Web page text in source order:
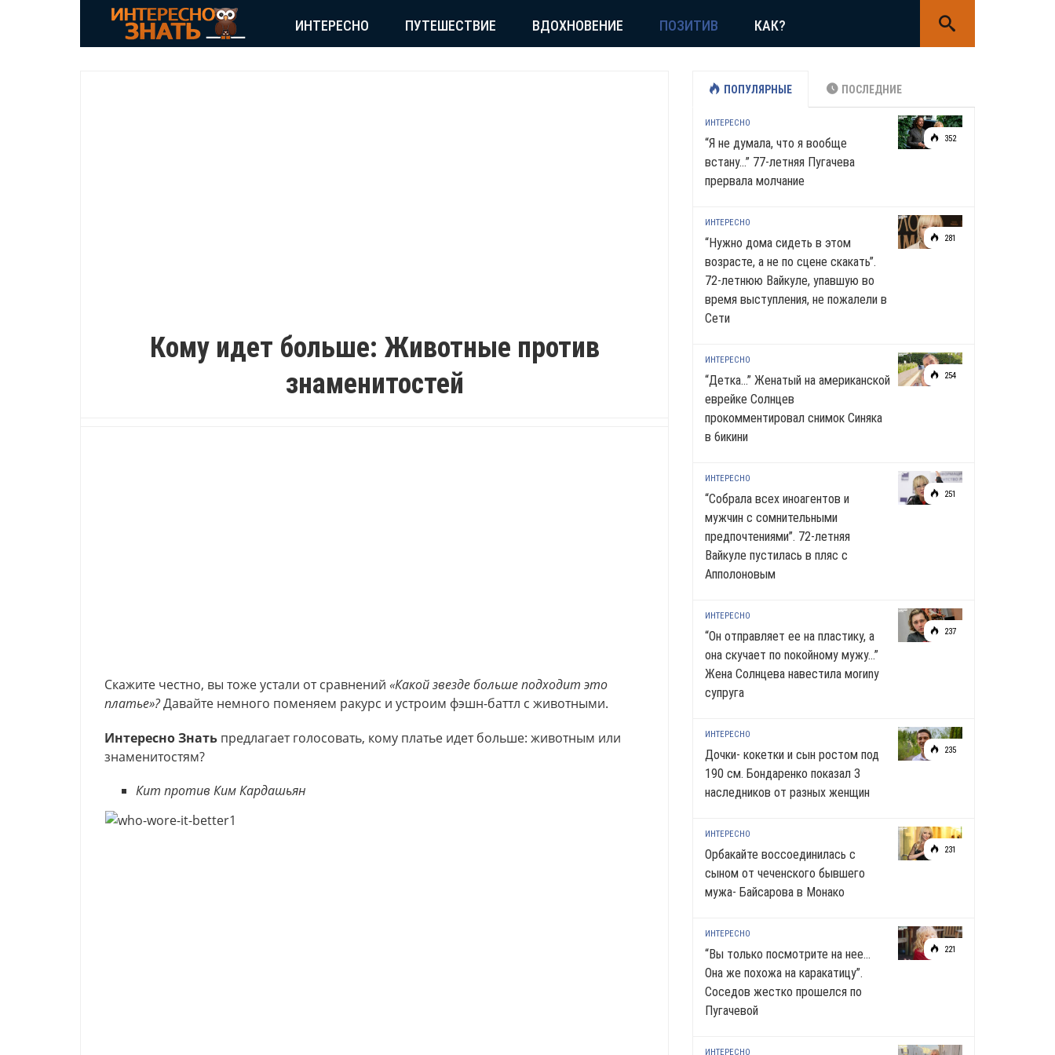
ИНТЕРЕСНО ПУТЕШЕСТВИЕ ВДОХНОВЕНИЕ ПОЗИТИВ КАК?
Кому идет больше: Животные против
знаменитостей
Скажите честно, вы тоже устали от сравнений «Какой звезде больше подходит это
платье»?Давайте немного поменяем ракурс и устроим фэшн-баттл с животными.
Интересно Знать предлагает голосовать, кому платье идет больше: животным или
знаменитостям?
Кит против Ким Кардашьян
ПОПУЛЯРНЫЕ ПОСЛЕДНИЕ
352
ИНТЕРЕСНО
“Я не думала, что я вообще
встану…” 77-летняя Пугачева
прервала молчание
281
ИНТЕРЕСНО
“Нужно дома сидеть в этом
возрасте, а не по сцене скакать”.
72-летнюю Вайкуле, упавшую во
время выступления, не пожалели в
Сети
254
ИНТЕРЕСНО
“Детка…” Женатый на американской
еврейке Солнцев
прокомментировал снимок Синяка
в 6икини
251
ИНТЕРЕСНО
“Собрала всех иноагентов и
мужчин с сомнительными
предпочтениями”. 72-летняя
Вайкуле пустилась в пляс с
Апполоновым
237
ИНТЕРЕСНО
“Он отправляет ее на пластику, а
она скучает по noкoйномy мужу…”
Жена Солнцева навестила моrиnу
супруга
235
ИНТЕРЕСНО
Дочки- кокетки и сын ростом под
190 см. Бондаренко показал 3
наследников от разных женщин
231
ИНТЕРЕСНО
Орбакайте воссоединилась с
сыном от чеченского бывшего
мужа- Байсарова в Монако
221
ИНТЕРЕСНО
“Вы только посмотрите на нее…
Она же похожа на каракатицу”.
Соседов жестко прошелся по
Пугачевой
ИНТЕРЕСНО